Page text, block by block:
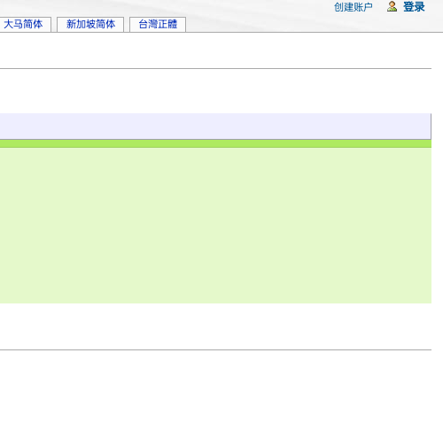
大马简体 新加坡简体 台灣正體
创建账户 登录